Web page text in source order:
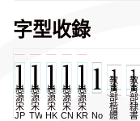
字型收錄
思
源
宋
JP
思
源
宋
TW
思
源
宋
HK
思
源
宋
CN
思
源
宋
KR NomNaTong
教
育
部
楷
體
教
育
部
隸
書